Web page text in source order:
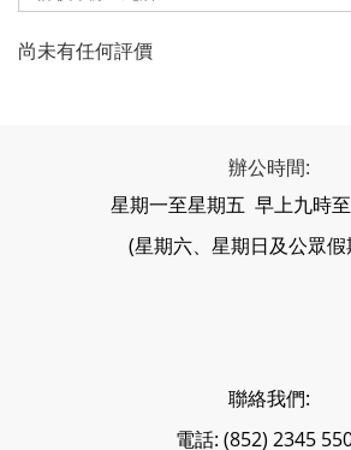
尚未有任何評價
辦公時間:
星期一至星期五 早上九時
(星期六、星期日及公眾假
聯絡我們:
電話: (852) 2345